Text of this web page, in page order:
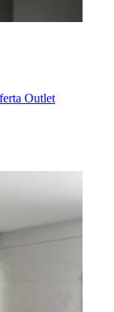
Outlet